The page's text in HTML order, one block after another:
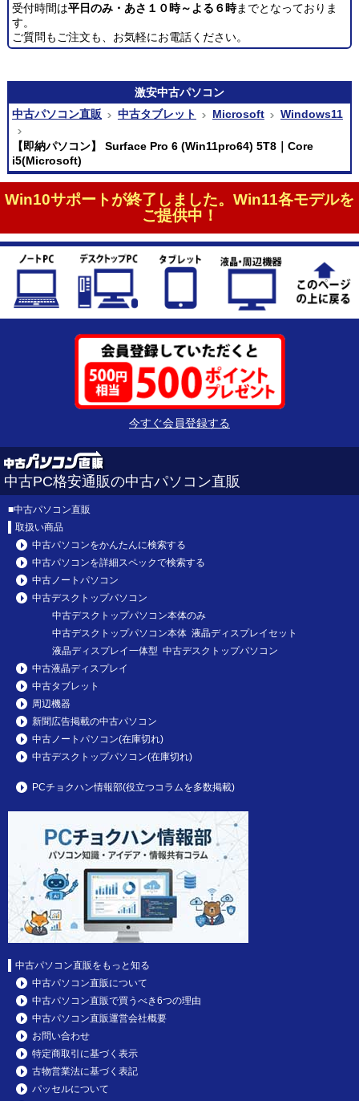
受付時間は平日のみ・あさ１０時～よる６時までとなっておりま
す。
ご質問もご注文も、お気軽にお電話ください。
激安中古パソコン
中古パソコン直販
中古タブレット Microsoft Windows11
【即納パソコン】 Surface Pro 6 (Win11pro64) 5T8｜Core
i5(Microsoft)
Win10サポートが終了しました。Win11各モデルを
ご提供中！
今すぐ会員登録する
中古PC格安通販の中古パソコン直販
■中古パソコン直販
取扱い商品
中古パソコンをかんたんに検索する
中古パソコンを詳細スペックで検索する
中古ノートパソコン
中古デスクトップパソコン
中古デスクトップパソコン本体のみ
中古デスクトップパソコン本体 液晶ディスプレイセット
液晶ディスプレイ一体型 中古デスクトップパソコン
中古液晶ディスプレイ
中古タブレット
周辺機器
新聞広告掲載の中古パソコン
中古ノートパソコン(在庫切れ)
中古デスクトップパソコン(在庫切れ)
PCチョクハン情報部(役立つコラムを多数掲載)
中古パソコン直販をもっと知る
中古パソコン直販について
中古パソコン直販で買うべき6つの理由
中古パソコン直販運営会社概要
お問い合わせ
特定商取引に基づく表示
古物営業法に基づく表記
パッセルについて